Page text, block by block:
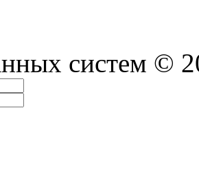
систем ©